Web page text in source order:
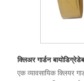
क्लिअर गार्डन
एक व्यावसायिक क्लियर